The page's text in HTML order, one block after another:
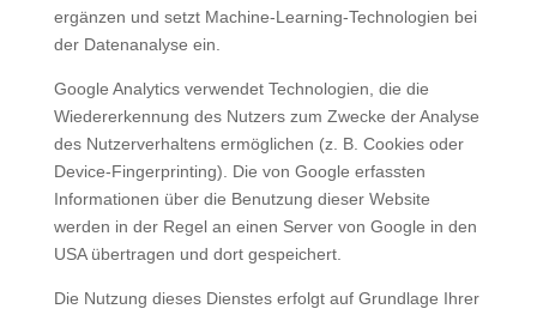
ergänzen und setzt Machine-Learning-Technologien bei
der Datenanalyse ein.
Google Analytics verwendet Technologien, die die
Wiedererkennung des Nutzers zum Zwecke der Analyse
des Nutzerverhaltens ermöglichen (z. B. Cookies oder
Device-Fingerprinting). Die von Google erfassten
Informationen über die Benutzung dieser Website
werden in der Regel an einen Server von Google in den
USA übertragen und dort gespeichert.
Die Nutzung dieses Dienstes erfolgt auf Grundlage Ihrer